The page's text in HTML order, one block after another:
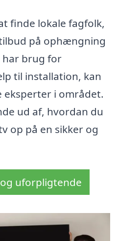
finde lokale fagfolk,
på ophængning
har brug for
til installation, kan
eksperter i området.
ud af, hvordan du
op på en sikker og
uforpligtende